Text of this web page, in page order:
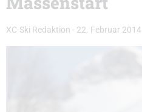
XC-Ski Redaktion - 22. Februar 2014